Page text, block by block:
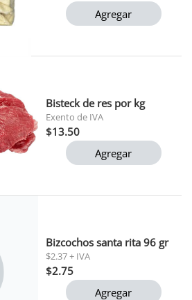
Agregar
Bisteck de res por kg
Exento de IVA
$13.50
Agregar
Bizcochos santa rita 96 gr
$2.37 + IVA
$2.75
Agregar